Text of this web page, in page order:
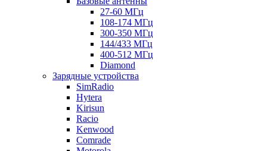
27-60 МГц
108-174 МГц
300-350 МГц
144/433 МГц
400-512 МГц
Diamond
Зарядные устройства
SimRadio
Hytera
Kirisun
Racio
Kenwood
Comrade